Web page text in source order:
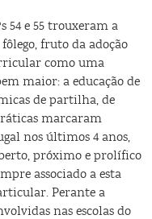
54 e 55 trouxeram a
fruto da adoção
como uma
maior: a educação de
de partilha, de
marcaram
nos últimos 4 anos,
próximo e prolífico
associado a esta
Perante a
nas escolas do